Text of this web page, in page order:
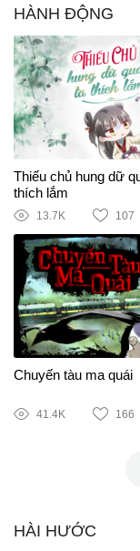
HÀNH ĐỘNG
Thiếu chủ hung dữ
thích lắm
13.7K 107
Chuyến tàu ma quái
41.4K 166
HÀI HƯỚC